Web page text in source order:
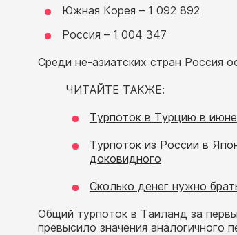
Южная Корея – 1 092 892
Россия – 1 004 347
Среди не-азиатских стран Россия
ЧИТАЙТЕ ТАКЖЕ:
Турпоток в Турцию в
Турпоток из России в
доковидного
Сколько денег нужно
Общий турпоток в Таиланд за
превысило значения аналогичного